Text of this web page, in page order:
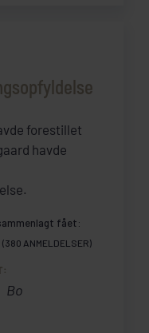
forestillet
havde
fået:
(380 ANMELDELSER)
Bo